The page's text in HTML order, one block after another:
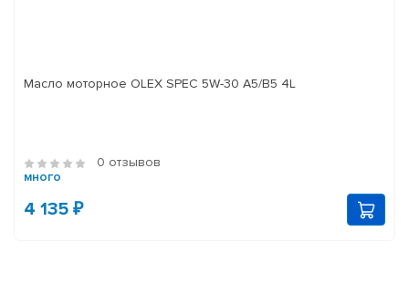
Масло моторное OLEX SPEC 5W-30 A5/B5 4L
0 отзывов
много
4 135 ₽